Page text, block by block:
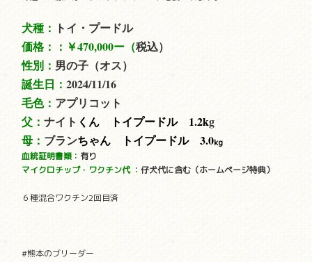
犬種： トイ・プードル
価格：： ￥470,000ー（税込）
性別： 男の子（オス）
誕生日：2024/11/16
毛色： アプリコット
父：ナイト くん トイプードル 1.2kg
母： ブランちゃん トイプードル 3.0kg
血統証明書類： 有り
マイクロチップ・ワクチン代 ：仔犬代に含む（ホームページ特典）
６種混合ワクチン2回目済
#熊本のブリーダー